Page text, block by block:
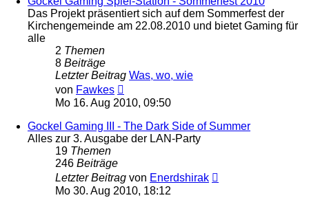
Das Projekt präsentiert sich auf dem Sommerfest der
Kirchengemeinde am 22.08.2010 und bietet Gaming für
alle
2 Themen
8 Beiträge
Letzter Beitrag Was, wo, wie
von Fawkes
Beitrag
Mo 16. Aug 2010, 09:50
Gockel Gaming III - The Dark Side of Summer
Alles zur 3. Ausgabe der LAN-Party
19 Themen
246 Beiträge
Letzter Beitrag von Enerdshirak
Mo 30. Aug 2010, 18:12